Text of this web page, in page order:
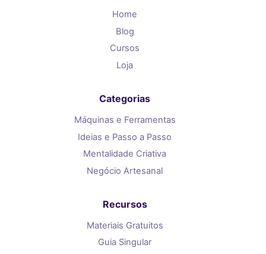
Home
Blog
Cursos
Loja
Categorias
Máquinas e Ferramentas
Ideias e Passo a Passo
Mentalidade Criativa
Negócio Artesanal
Recursos
Materiais Gratuitos
Guia Singular